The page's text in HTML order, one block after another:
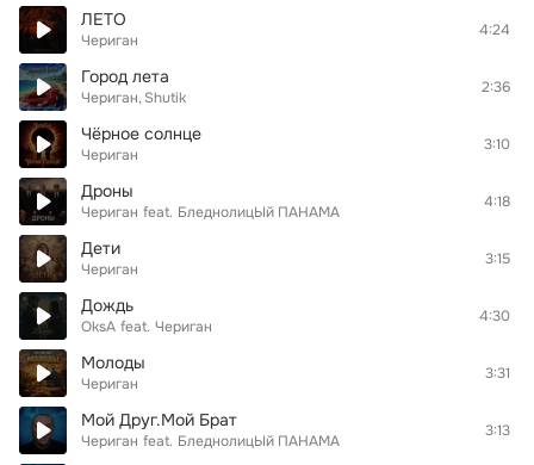
ЛЕТО
Чериган
4:24
Город лета
Чериган Shutik
2:36
Чёрное солнце
Чериган
3:10
Дроны
Чериган feat. БледнолицЫй ПАНАМА
4:18
Дети
Чериган
3:15
Дождь
OksA feat. Чериган
4:30
Молоды
Чериган
3:31
Мой Друг.Мой Брат
Чериган feat. БледнолицЫй ПАНАМА
3:13